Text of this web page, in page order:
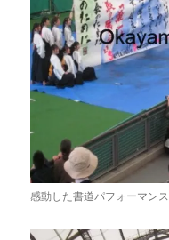
感動した書道パフォーマンス